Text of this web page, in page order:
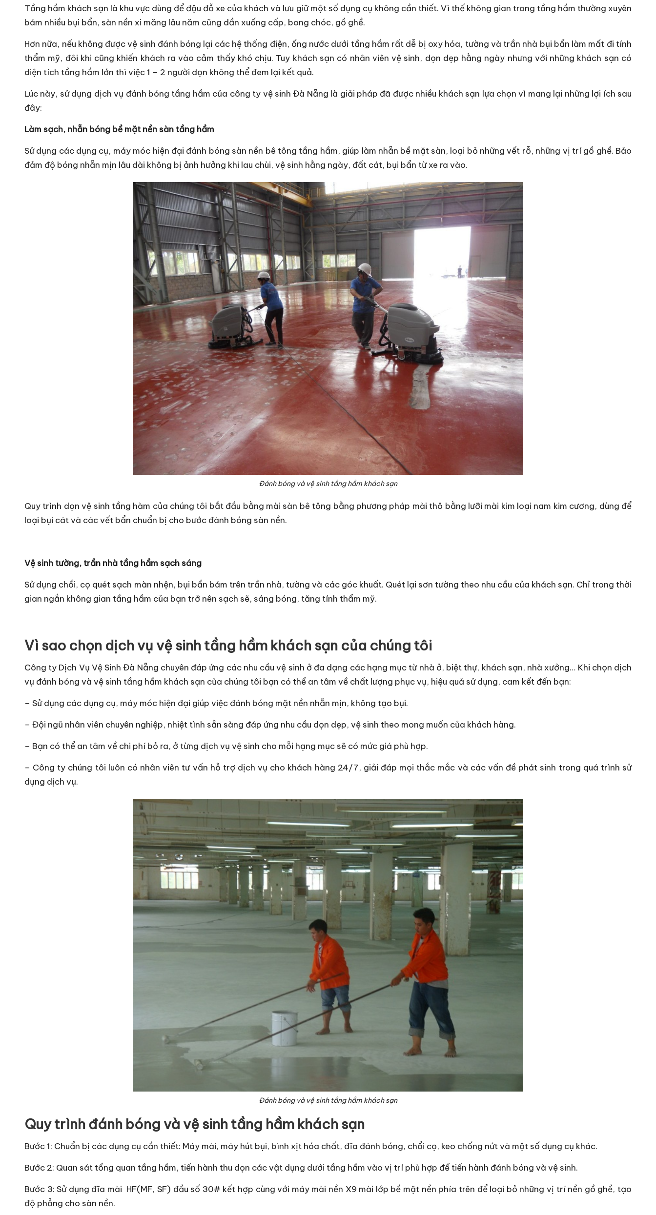
Tầng hầm khách sạn là khu vực dùng để đậu đỗ xe của khách và lưu giữ một số dụng cụ không cần thiết. Vì thế không gian trong tầng hầm thường xuyên
bám nhiều bụi bẩn, sàn nền xi măng lâu năm cũng dần xuống cấp, bong chóc, gồ ghề.
Hơn nữa, nếu không được vệ sinh đánh bóng lại các hệ thống điện, ống nước dưới tầng hầm rất dễ bị oxy hóa, tường và trần nhà bụi bẩn làm mất đi tính
thẩm mỹ, đôi khi cũng khiến khách ra vào cảm thấy khó chịu. Tuy khách sạn có nhân viên vệ sinh, dọn dẹp hằng ngày nhưng với những khách sạn có
diện tích tầng hầm lớn thì việc 1 – 2 người dọn không thể đem lại kết quả.
Lúc này, sử dụng dịch vụ đánh bóng tầng hầm của công ty vệ sinh Đà Nẵng là giải pháp đã được nhiều khách sạn lựa chọn vì mang lại những lợi ích sau
đây:
Làm sạch, nhẵn bóng bề mặt nền sàn tầng hầm
Sử dụng các dụng cụ, máy móc hiện đại đánh bóng sàn nền bê tông tầng hầm, giúp làm nhẵn bề mặt sàn, loại bỏ những vết rỗ, những vị trí gồ ghề. Bảo
đảm độ bóng nhẵn mịn lâu dài không bị ảnh hưởng khi lau chùi, vệ sinh hằng ngày, đất cát, bụi bẩn từ xe ra vào.
Đánh bóng và vệ sinh tầng hầm khách sạn
Quy trình dọn vệ sinh tầng hàm của chúng tôi bắt đầu bằng mài sàn bê tông bằng phương pháp mài thô bằng lưỡi mài kim loại nam kim cương, dùng để
loại bụi cát và các vết bẩn chuẩn bị cho bước đánh bóng sàn nền.
Vệ sinh tường, trần nhà tầng hầm sạch sáng
Sử dụng chổi, cọ quét sạch màn nhện, bụi bẩn bám trên trần nhà, tường và các góc khuất. Quét lại sơn tường theo nhu cầu của khách sạn. Chỉ trong thời
gian ngắn không gian tầng hầm của bạn trở nên sạch sẽ, sáng bóng, tăng tính thẩm mỹ.
Vì sao chọn dịch vụ vệ sinh tầng hầm khách sạn của chúng tôi
Công ty Dịch Vụ Vệ Sinh Đà Nẵng chuyên đáp ứng các nhu cầu vệ sinh ở đa dạng các hạng mục từ nhà ở, biệt thự, khách sạn, nhà xưởng… Khi chọn dịch
vụ đánh bóng và vệ sinh tầng hầm khách sạn của chúng tôi bạn có thể an tâm về chất lượng phục vụ, hiệu quả sử dụng, cam kết đến bạn:
– Sử dụng các dụng cụ, máy móc hiện đại giúp việc đánh bóng mặt nền nhẵn mịn, không tạo bụi.
– Đội ngũ nhân viên chuyên nghiệp, nhiệt tình sẵn sàng đáp ứng nhu cầu dọn dẹp, vệ sinh theo mong muốn của khách hàng.
– Bạn có thể an tâm về chi phí bỏ ra, ở từng dịch vụ vệ sinh cho mỗi hạng mục sẽ có mức giá phù hợp.
– Công ty chúng tôi luôn có nhân viên tư vấn hỗ trợ dịch vụ cho khách hàng 24/7, giải đáp mọi thắc mắc và các vấn đề phát sinh trong quá trình sử
dụng dịch vụ.
Đánh bóng và vệ sinh tầng hầm khách sạn
Quy trình đánh bóng và vệ sinh tầng hầm khách sạn
Bước 1: Chuẩn bị các dụng cụ cần thiết: Máy mài, máy hút bụi, bình xịt hóa chất, đĩa đánh bóng, chổi cọ, keo chống nứt và một số dụng cụ khác.
Bước 2: Quan sát tổng quan tầng hầm, tiến hành thu dọn các vật dụng dưới tầng hầm vào vị trí phù hợp để tiến hành đánh bóng và vệ sinh.
Bước 3: Sử dụng đĩa mài HF(MF, SF) đầu số 30# kết hợp cùng với máy mài nền X9 mài lớp bề mặt nền phía trên để loại bỏ những vị trí nền gồ ghề, tạo
độ phẳng cho sàn nền.